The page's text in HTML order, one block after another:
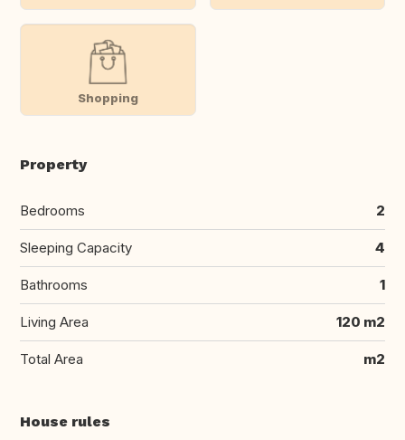
Shopping
Property
Bedrooms 2
Sleeping Capacity 4
Bathrooms 1
Living Area 120 m2
Total Area m2
House rules